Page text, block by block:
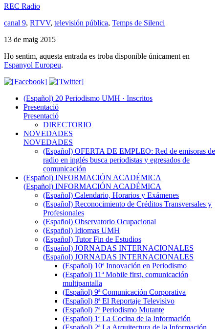
REC Radio
canal 9, RTVV, televisión pública, Temps de Silenci
13 de maig 2015
Ho sentim, aquesta entrada es troba disponible únicament en
Espanyol Europeu.
(Español) 20 Periodismo UMH · Inscritos
Presentació
Presentació
DIRECTORIO
NOVEDADES
NOVEDADES
(Español) OFERTA DE EMPLEO: Red de emisoras de
radio en inglés busca periodistas y egresados de
comunicación
(Español) INFORMACIÓN ACADÉMICA
(Español) INFORMACIÓN ACADÉMICA
(Español) Calendario, Horarios y Exámenes
(Español) Reconocimiento de Créditos Transversales y
Profesionales
(Español) Observatorio Ocupacional
(Español) Idiomas UMH
(Español) Tutor Fin de Estudios
(Español) JORNADAS INTERNACIONALES
(Español) JORNADAS INTERNACIONALES
(Español) 10ª Innovación en Periodismo
(Español) 11ª Mobile first, comunicación
multipantalla
(Español) 9ª Comunicación Corporativa
(Español) 8ª El Reportaje Televisivo
(Español) 7ª Periodismo Mutante
(Español) 1ª La Cocina de la Información
(Español) 2ª La Arquitectura de la Información